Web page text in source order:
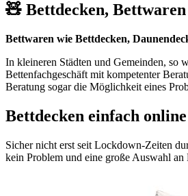
🧸 Bettdecken,
Bettwaren wie Bettdecken,
In kleineren Städten und Gemeinden, so
Bettenfachgeschäft mit kompetenter
Beratung sogar die Möglichkeit eines
Bettdecken einfach
Sicher nicht erst seit Lockdown-Zeiten
kein Problem und eine große Auswahl